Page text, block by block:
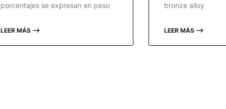
porcentajes se expresan en peso
LEER MÁS ⟶
bronze alloy
LEER MÁS ⟶